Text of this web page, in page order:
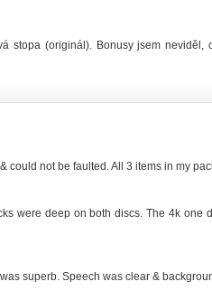
stopa (originál). Bonusy jsem
could not be faulted. All 3 items in my
were deep on both discs. The 4k one
superb. Speech was clear &